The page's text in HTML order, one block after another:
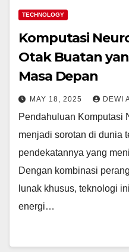
TECHNOLOGY
Komputasi
Otak Buatan
Masa Depan
MAY 18, 2025 DEWI
Pendahuluan Komputasi
menjadi sorotan di dunia
pendekatannya yang
Dengan kombinasi
lunak khusus, teknologi
energi…